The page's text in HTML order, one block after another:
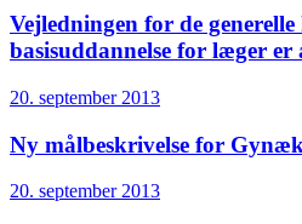
Vejledningen for de
basisuddannelse for læger
20. september 2013
Ny målbeskrivelse for
20. september 2013